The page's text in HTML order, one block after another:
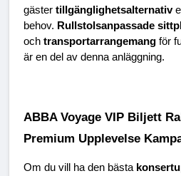
gäster tillgänglighetsalternativ
behov. Rullstolsanpassade
och transportarrangemang för
är en del av denna anläggning.
ABBA Voyage VIP Biljett
Premium Upplevelse
Om du vill ha den bästa